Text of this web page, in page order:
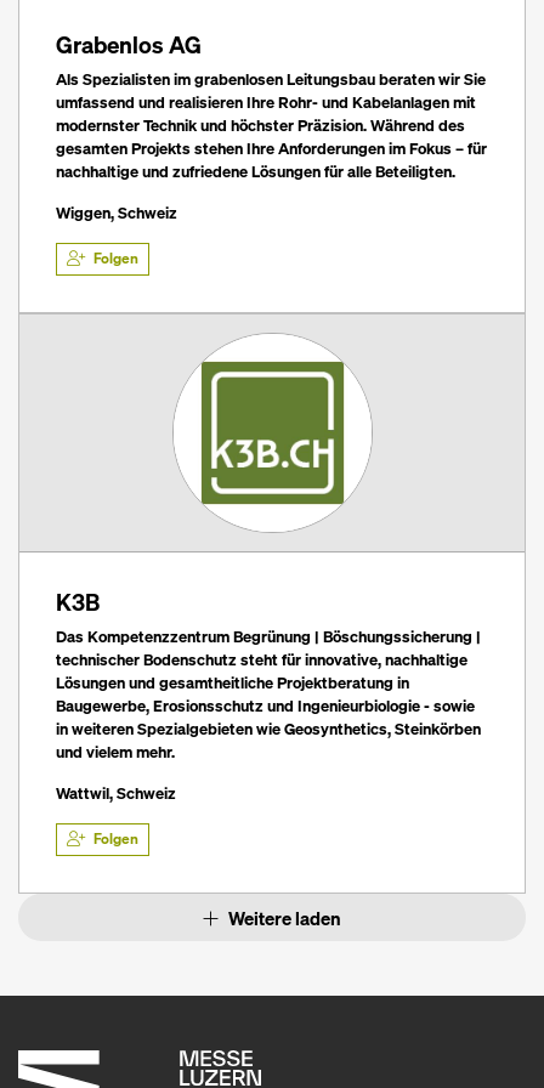
Grabenlos AG
Als Spezialisten im grabenlosen Leitungsbau beraten wir Sie
umfassend und realisieren Ihre Rohr- und Kabelanlagen mit
modernster Technik und höchster Präzision. Während des
gesamten Projekts stehen Ihre Anforderungen im Fokus – für
nachhaltige und zufriedene Lösungen für alle Beteiligten.
Wiggen, Schweiz
Folgen
K3B
Das Kompetenzzentrum Begrünung | Böschungssicherung |
technischer Bodenschutz steht für innovative, nachhaltige
Lösungen und gesamtheitliche Projektberatung in
Baugewerbe, Erosionsschutz und Ingenieurbiologie - sowie
in weiteren Spezialgebieten wie Geosynthetics, Steinkörben
und vielem mehr.
Wattwil, Schweiz
Folgen
Weitere laden